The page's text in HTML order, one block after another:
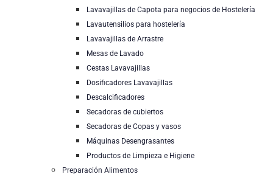
Lavavajillas de Capota para negocios de Hostelería
Lavautensilios para hostelería
Lavavajillas de Arrastre
Mesas de Lavado
Cestas Lavavajillas
Dosificadores Lavavajillas
Descalcificadores
Secadoras de cubiertos
Secadoras de Copas y vasos
Máquinas Desengrasantes
Productos de Limpieza e Higiene
Preparación Alimentos